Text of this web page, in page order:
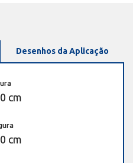
Desenhos da Aplicação
cm
cm